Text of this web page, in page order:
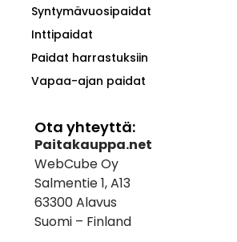
Syntymävuosipaidat
Inttipaidat
Paidat harrastuksiin
Vapaa-ajan paidat
Ota yhteyttä:
Paitakauppa.net
WebCube Oy
Salmentie 1, A13
63300 Alavus
Suomi – Finland